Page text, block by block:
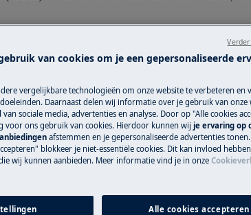
monteren
je met
apparaten zijn twee
van cookies om je een gepersonaliseerde
vergelijkbare technologieën om onze website te verbeteren en
Daarnaast delen wij informatie over je gebruik van onze
sociale media, advertenties en analyse. Door op "Alle cookies
voor ons gebruik van cookies. Hierdoor kunnen wij je ervaring op
afstemmen en je gepersonaliseerde advertenties
blokkeer je niet-essentiële cookies. Dit kan invloed
wij kunnen aanbieden. Meer informatie vind je in onze
Alle cookies accepteren